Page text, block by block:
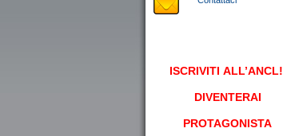
ISCRIVITI ALL’ANCL!
DIVENTERAI
PROTAGONISTA